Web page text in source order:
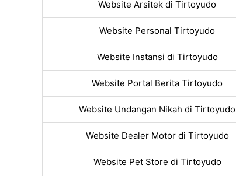
Website Arsitek di Tirtoyudo
Website Personal Tirtoyudo
Website Instansi di Tirtoyudo
Website Portal Berita Tirtoyudo
Website Undangan Nikah di Tirtoyudo
Website Dealer Motor di Tirtoyudo
Website Pet Store di Tirtoyudo